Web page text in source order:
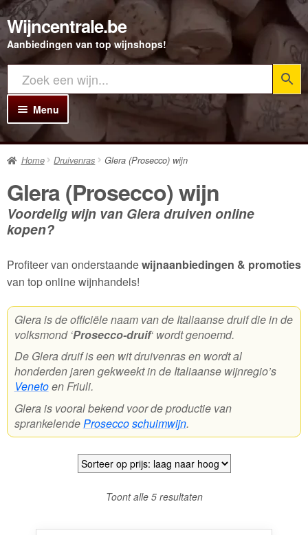
Ga
door
naar
navigatie
Ga
direct
naar
inhoud
Wijncentrale.be
Aanbiedingen van top wijnshops!
Menu
Home
Alle Wijnen
Rode wijn
Witte wijn
Bubbels
Porto
Wijnpakketten
Kleine flesjes
Cadeaubonnen
Home Druivenras Glera (Prosecco) wijn
Glera (Prosecco) wijn
Voordelig wijn van Glera druiven online
kopen?
Profiteer van onderstaandewijnaanbiedingen & promoties
van top online wijnhandels!
Glera is de officiële naam van de Italiaanse druif die in de
volksmond ‘Prosecco-druif‘ wordt genoemd.
De Glera druif is een wit druivenras en wordt al
honderden jaren gekweekt in de Italiaanse wijnregio’s
Venetoen Friuli.
Glera is vooral bekend voor de productie van
sprankelendeProseccoschuimwijn.
Toont alle 5 resultatenGesorteerd
prijs: